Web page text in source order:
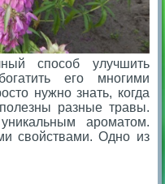
способ улучшить
его многими
нужно знать, когда
разные травы.
ароматом.
свойствами. Одно из